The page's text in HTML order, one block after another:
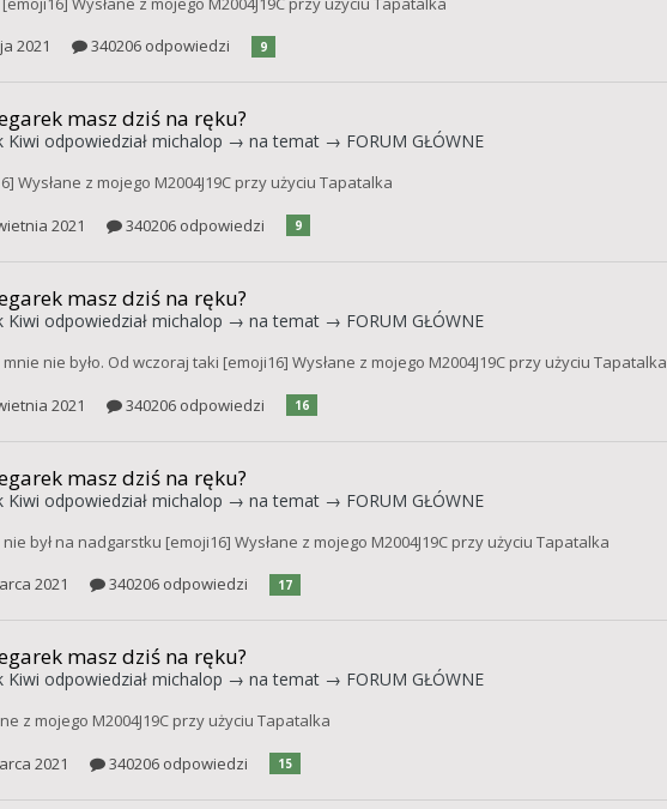
2021
340206 odpowiedzi 9
masz dziś na ręku?
Kiwi odpowiedział michalop → na temat → FORUM GŁÓWNE
Wysłane z mojego M2004J19C przy użyciu Tapatalka
2021
340206 odpowiedzi 9
masz dziś na ręku?
Kiwi odpowiedział michalop → na temat → FORUM GŁÓWNE
nie było. Od wczoraj taki [emoji16] Wysłane z mojego M2004J19C przy użyciu Tapatalka
2021
340206 odpowiedzi 16
masz dziś na ręku?
Kiwi odpowiedział michalop → na temat → FORUM GŁÓWNE
był na nadgarstku [emoji16] Wysłane z mojego M2004J19C przy użyciu Tapatalka
2021
340206 odpowiedzi 17
masz dziś na ręku?
Kiwi odpowiedział michalop → na temat → FORUM GŁÓWNE
z mojego M2004J19C przy użyciu Tapatalka
2021
340206 odpowiedzi 15